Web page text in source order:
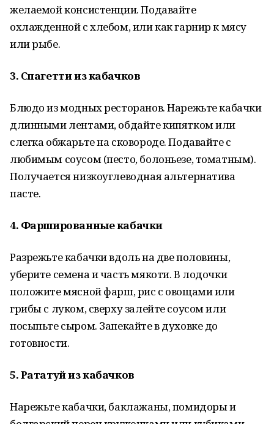
желаемой консистенции. Подавайте
охлажденной с хлебом, или как гарнир к мясу
или рыбе.
3. Спагетти из кабачков
Блюдо из модных ресторанов. Нарежьте кабачки
длинными лентами, обдайте кипятком или
слегка обжарьте на сковороде. Подавайте с
любимым соусом (песто, болоньезе, томатным).
Получается низкоуглеводная альтернатива
пасте.
4. Фаршированные кабачки
Разрежьте кабачки вдоль на две половины,
уберите семена и часть мякоти. В лодочки
положите мясной фарш, рис с овощами или
грибы с луком, сверху залейте соусом или
посыпьте сыром. Запекайте в духовке до
готовности.
5. Рататуй из кабачков
Нарежьте кабачки, баклажаны, помидоры и